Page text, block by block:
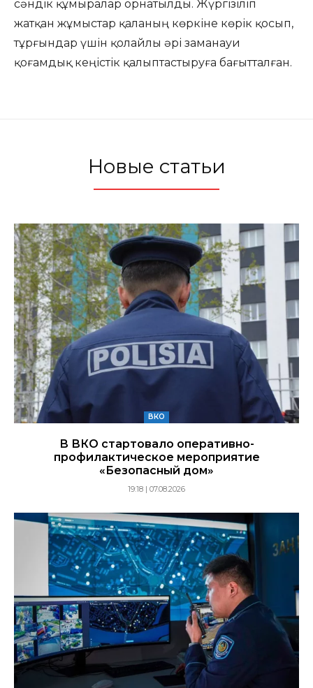
сәндік құмыралар орнатылды. Жүргізіліп
жатқан жұмыстар қаланың көркіне көрік қосып,
тұрғындар үшін қолайлы әрі заманауи
қоғамдық кеңістік қалыптастыруға бағытталған.
Новые статьи
ВКО
В ВКО стартовало оперативно-
профилактическое мероприятие
«Безопасный дом»
19:18 | 07.08.2026